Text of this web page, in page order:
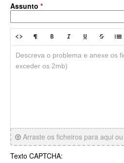
Assunto *
Arraste os ficheiros para aqui ou
Texto CAPTCHA: